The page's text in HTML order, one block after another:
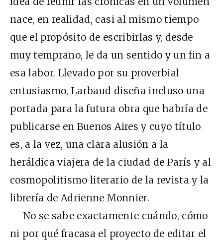
nace, en realidad, casi al mismo tiempo
que el propósito de escribirlas y, desde
muy temprano, le da un sentido y un fin a
esa labor. Llevado por su proverbial
entusiasmo, Larbaud diseña incluso una
portada para la futura obra que habría de
publicarse en Buenos Aires y cuyo título
es, a la vez, una clara alusión a la
heráldica viajera de la ciudad de París y al
cosmopolitismo literario de la revista y la
librería de Adrienne Monnier.
No se sabe exactamente cuándo, cómo
ni por qué fracasa el proyecto de editar el